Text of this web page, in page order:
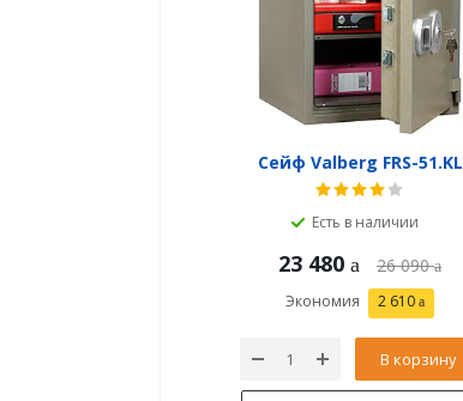
Сейф Valberg FRS-51.KL
Есть в наличии
23 480 26 090
Экономия 2 610
В корзину